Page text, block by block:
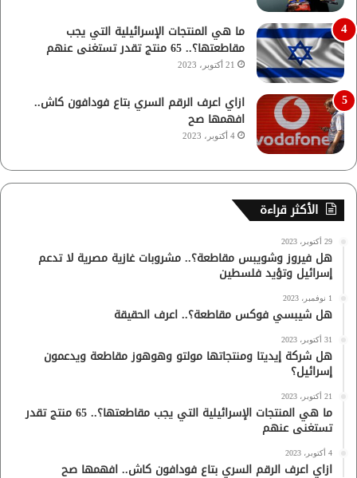
ما هي المنتجات الإسرائيلية التي يجب
مقاطعتها؟.. 65 منتج تقدر تستغنى عنهم
21 أكتوبر، 2023
ازاي اعرف الرقم السري بتاع فودافون كاش..
افهمها صح
4 أكتوبر، 2023
الأكثر قراءة
29 أكتوبر، 2023
هل فيروز وشويبس مقاطعة؟.. مشروبات غازية مصرية لا تدعم
إسرائيل وتؤيد فلسطين
1 نوفمبر، 2023
هل شيبسي فوكس مقاطعة؟.. اعرف الحقيقة
31 أكتوبر، 2023
هل شركة إيديتا ومنتجاتها مولتو وهوهوز مقاطعة ويدعمون
إسرائيل؟
21 أكتوبر، 2023
ما هي المنتجات الإسرائيلية التي يجب مقاطعتها؟.. 65 منتج تقدر
تستغنى عنهم
4 أكتوبر، 2023
ازاي اعرف الرقم السري بتاع فودافون كاش.. افهمها صح